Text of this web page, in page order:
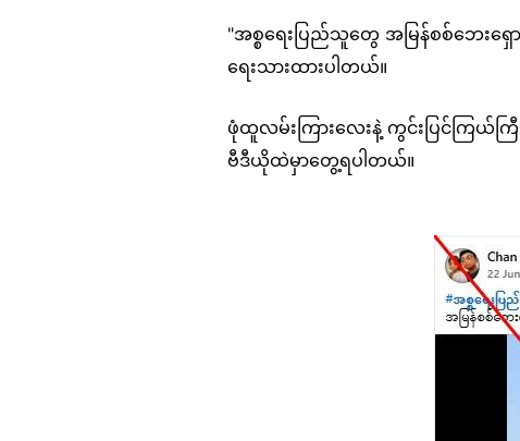
"အစ္စရေးပြည်သူတွေ အမြန်စစ်ဘေးရှ
ရေးသားထားပါတယ်။
ဖုံထူလမ်းကြားလေးနဲ့ ကွင်းပြင်ကြ
ဗီဒီယိုထဲမှာတွေ့ရပါတယ်။